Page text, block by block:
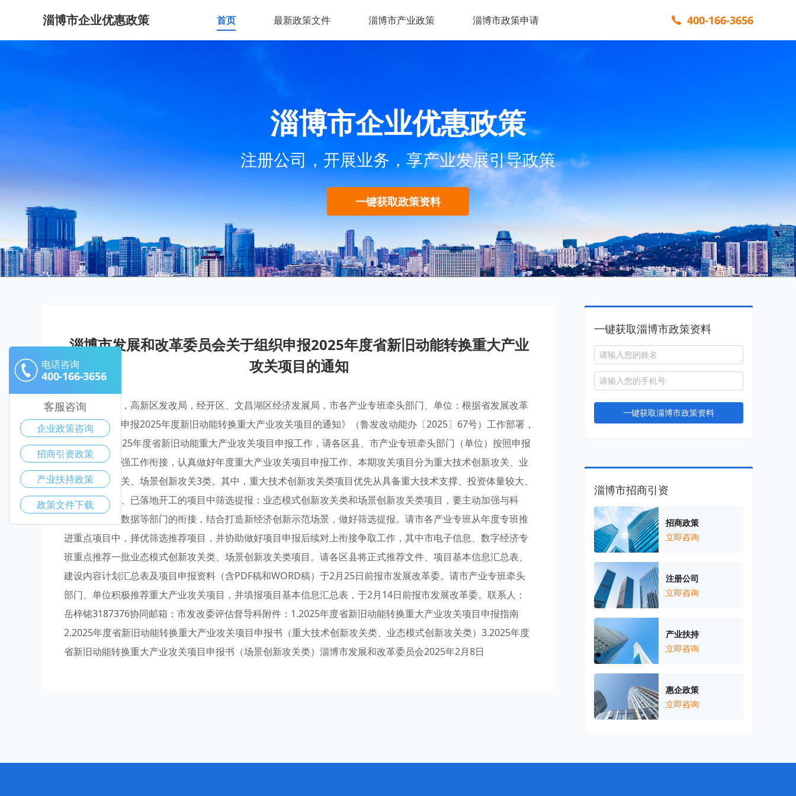
淄博市企业优惠政策 首页 最新政策文件 淄博市产业政策 淄博市政策申请 400-166-3656
淄博市企业优惠政策
注册公司，开展业务，享产业发展引导政策
一键获取政策资料
淄博市发展和改革委员会关于组织申报2025年度省新旧动能转换重大产业
攻关项目的通知
各区县发改局，高新区发改局，经开区、文昌湖区经济发展局，市各产业专班牵头部门、单位：根据省发展改革
委《关于组织申报2025年度新旧动能转换重大产业攻关项目的通知》（鲁发改动能办〔2025〕67号）工作部署，
现组织开展2025年度省新旧动能重大产业攻关项目申报工作，请各区县、市产业专班牵头部门（单位）按照申报
指南要求，加强工作衔接，认真做好年度重大产业攻关项目申报工作。本期攻关项目分为重大技术创新攻关、业
态模式创新攻关、场景创新攻关3类。其中，重大技术创新攻关类项目优先从具备重大技术支撑、投资体量较大、
项目手续齐全、已落地开工的项目中筛选提报；业态模式创新攻关类和场景创新攻关类项目，要主动加强与科
技、工信、大数据等部门的衔接，结合打造新经济创新示范场景，做好筛选提报。请市各产业专班从年度专班推
进重点项目中，择优筛选推荐项目，并协助做好项目申报后续对上衔接争取工作，其中市电子信息、数字经济专
班重点推荐一批业态模式创新攻关类、场景创新攻关类项目。请各区县将正式推荐文件、项目基本信息汇总表、
建设内容计划汇总表及项目申报资料（含PDF稿和WORD稿）于2月25日前报市发展改革委。请市产业专班牵头
部门、单位积极推荐重大产业攻关项目，并填报项目基本信息汇总表，于2月14日前报市发展改革委。联系人：
岳梓铭3187376协同邮箱：市发改委评估督导科附件：1.2025年度省新旧动能转换重大产业攻关项目申报指南
2.2025年度省新旧动能转换重大产业攻关项目申报书（重大技术创新攻关类、业态模式创新攻关类）3.2025年度
省新旧动能转换重大产业攻关项目申报书（场景创新攻关类）淄博市发展和改革委员会2025年2月8日
一键获取淄博市政策资料
一键获取淄博市政策资料
淄博市招商引资
招商政策
立即咨询
注册公司
立即咨询
产业扶持
立即咨询
惠企政策
立即咨询
电话咨询
400-166-3656
客服咨询
企业政策咨询
招商引资政策
产业扶持政策
政策文件下载